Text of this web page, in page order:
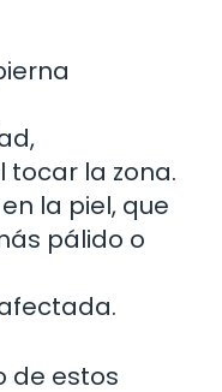
la zona.
la piel, que
pálido o
de estos